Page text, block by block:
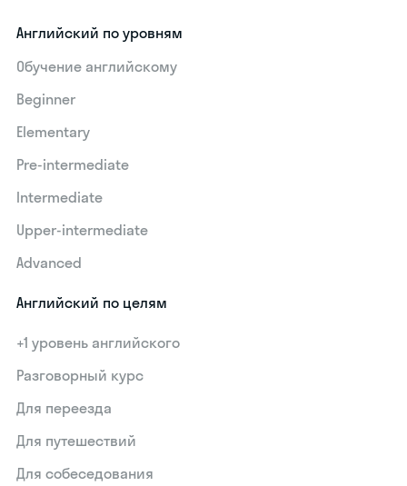
Английский по уровням
Обучение английскому
Beginner
Elementary
Pre-intermediate
Intermediate
Upper-intermediate
Advanced
Английский по целям
+1 уровень английского
Разговорный курс
Для переезда
Для путешествий
Для собеседования